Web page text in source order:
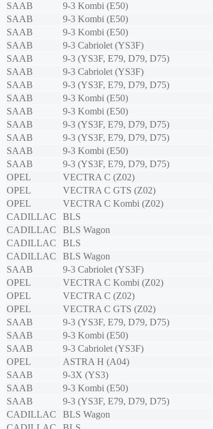
SAAB
9-3 Kombi (E50)
SAAB
9-3 Kombi (E50)
SAAB
9-3 Kombi (E50)
SAAB
9-3 Cabriolet (YS3F)
SAAB
9-3 (YS3F, E79, D79, D75)
SAAB
9-3 Cabriolet (YS3F)
SAAB
9-3 (YS3F, E79, D79, D75)
SAAB
9-3 Kombi (E50)
SAAB
9-3 Kombi (E50)
SAAB
9-3 (YS3F, E79, D79, D75)
SAAB
9-3 (YS3F, E79, D79, D75)
SAAB
9-3 Kombi (E50)
SAAB
9-3 (YS3F, E79, D79, D75)
OPEL
VECTRA C (Z02)
OPEL
VECTRA C GTS (Z02)
OPEL
VECTRA C Kombi (Z02)
CADILLAC
BLS
CADILLAC
BLS Wagon
CADILLAC
BLS
CADILLAC
BLS Wagon
SAAB
9-3 Cabriolet (YS3F)
OPEL
VECTRA C Kombi (Z02)
OPEL
VECTRA C (Z02)
OPEL
VECTRA C GTS (Z02)
SAAB
9-3 (YS3F, E79, D79, D75)
SAAB
9-3 Kombi (E50)
SAAB
9-3 Cabriolet (YS3F)
OPEL
ASTRA H (A04)
SAAB
9-3X (YS3)
SAAB
9-3 Kombi (E50)
SAAB
9-3 (YS3F, E79, D79, D75)
CADILLAC
BLS Wagon